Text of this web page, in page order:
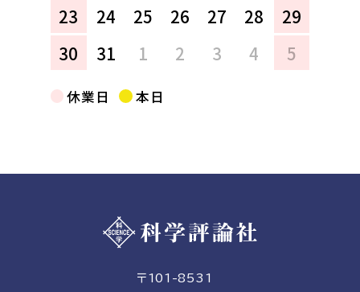
23
24 25 26 27 28
29
30
31 1 2 3 4 5
休業日 本日
〒101-8531